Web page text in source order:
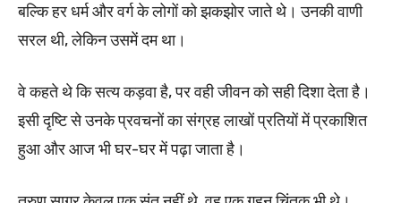
बल्कि हर धर्म और वर्ग के लोगों को झकझोर जाते थे। उनकी वाणी
सरल थी, लेकिन उसमें दम था।
वे कहते थे कि सत्य कड़वा है, पर वही जीवन को सही दिशा देता है।
इसी दृष्टि से उनके प्रवचनों का संग्रह लाखों प्रतियों में प्रकाशित
हुआ और आज भी घर-घर में पढ़ा जाता है।